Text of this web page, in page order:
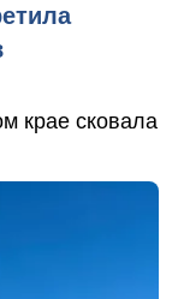
крае сковала